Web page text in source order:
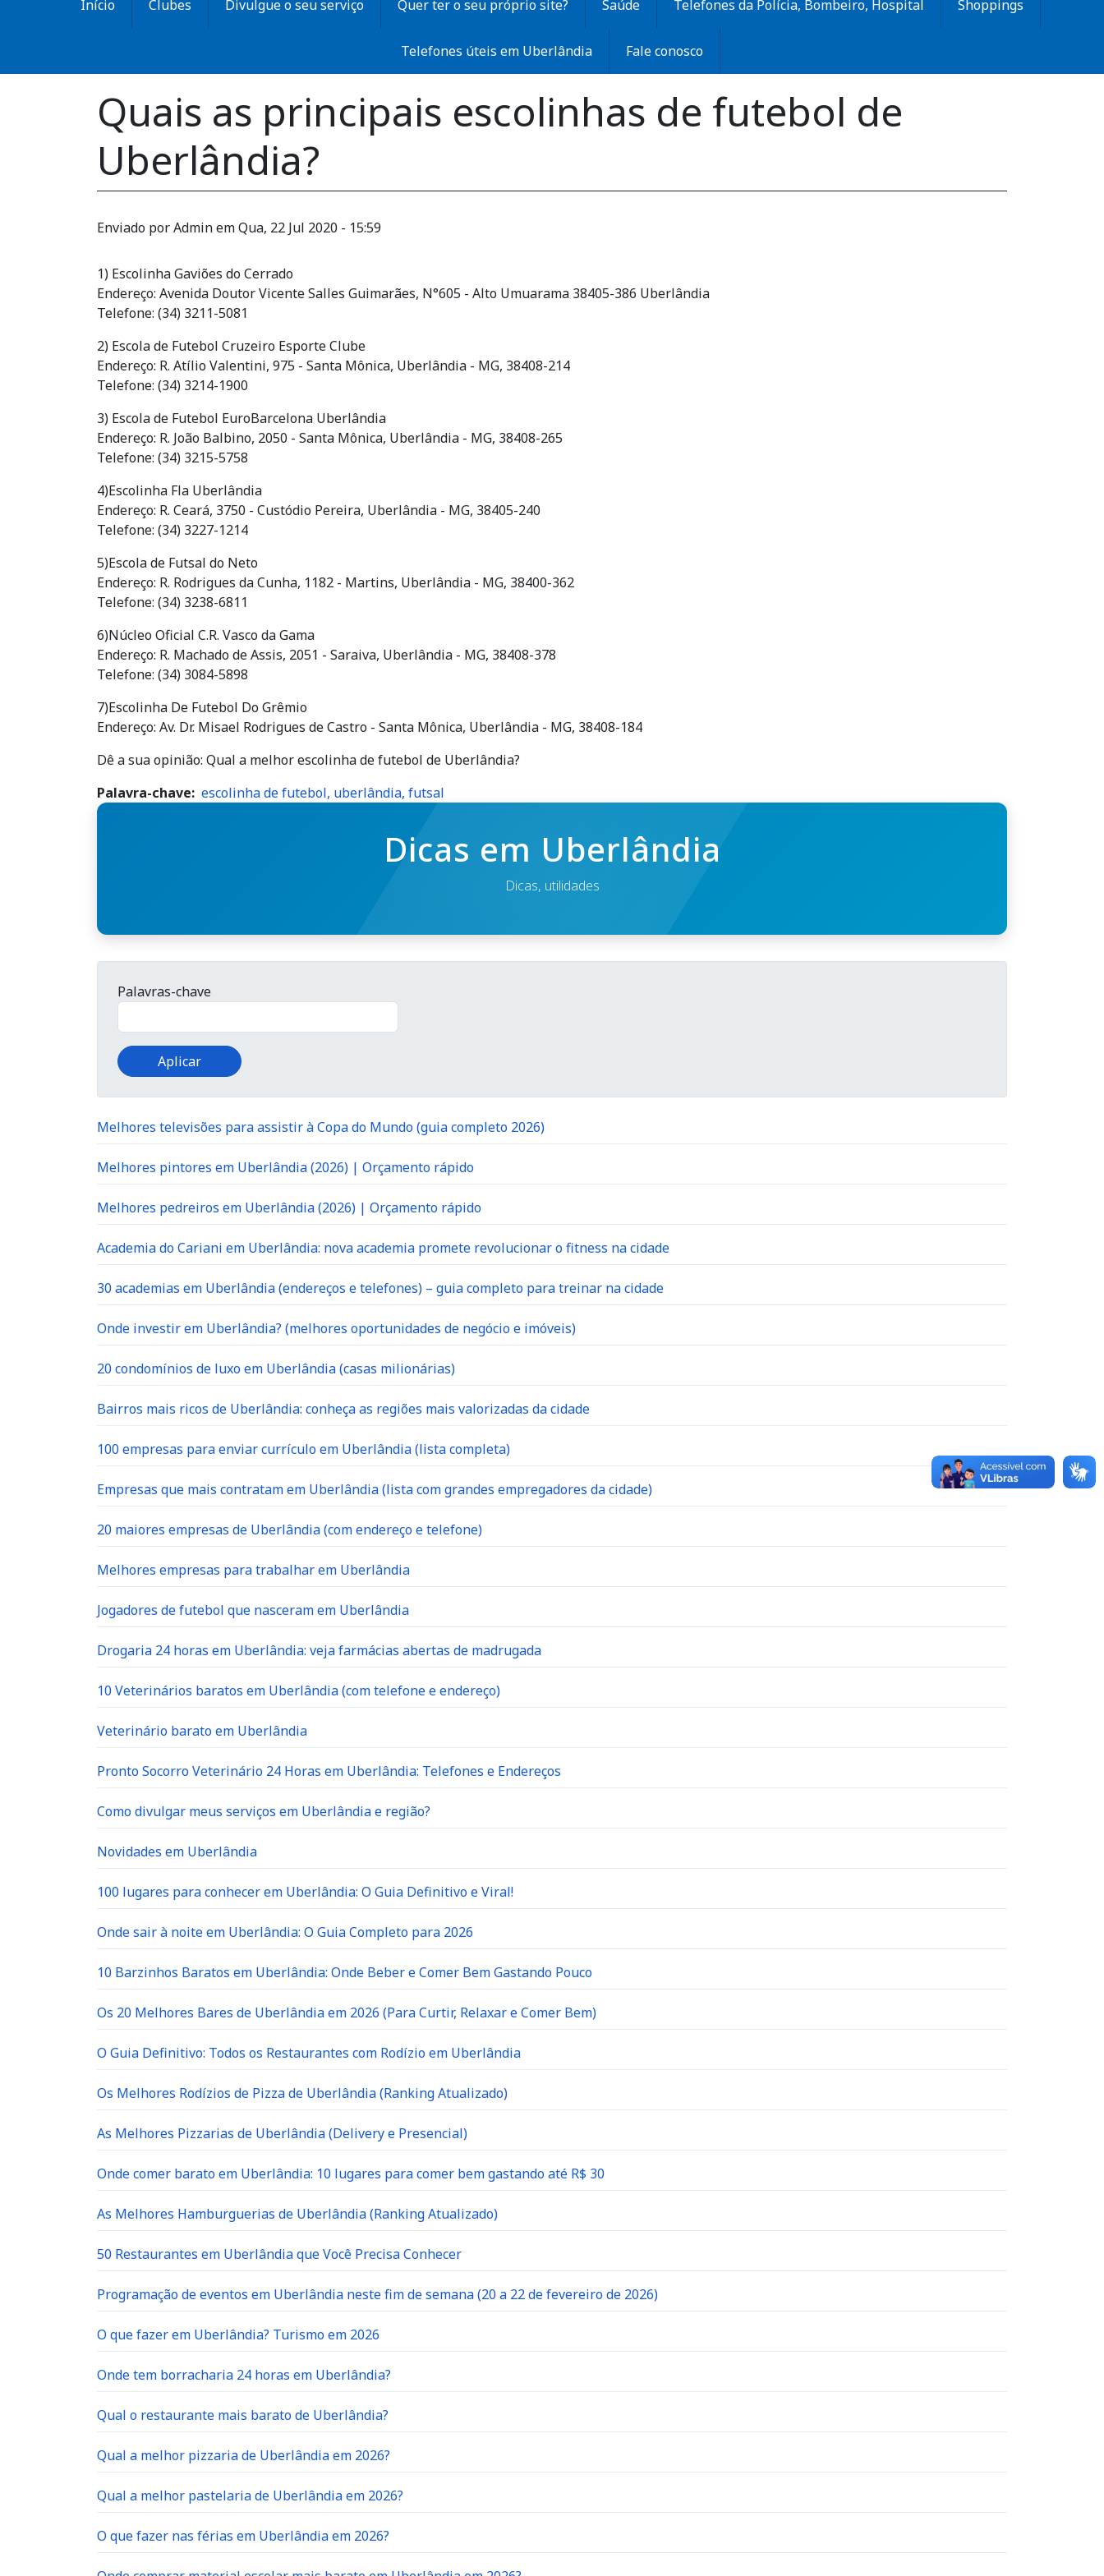
Início Clubes Divulgue o seu serviço Quer ter o seu próprio site? Saúde Telefones da Polícia, Bombeiro, Hospital Shoppings
Telefones úteis em Uberlândia Fale conosco
Quais as principais escolinhas de futebol de
Uberlândia?
Enviado porAdminemQua, 22 Jul 2020 - 15:59
1) Escolinha Gaviões do Cerrado
Endereço: Avenida Doutor Vicente Salles Guimarães, N°605 - Alto Umuarama 38405-386 Uberlândia
Telefone: (34) 3211-5081
2) Escola de Futebol Cruzeiro Esporte Clube
Endereço: R. Atílio Valentini, 975 - Santa Mônica, Uberlândia - MG, 38408-214
Telefone: (34) 3214-1900
3) Escola de Futebol EuroBarcelona Uberlândia
Endereço: R. João Balbino, 2050 - Santa Mônica, Uberlândia - MG, 38408-265
Telefone: (34) 3215-5758
4)Escolinha Fla Uberlândia
Endereço: R. Ceará, 3750 - Custódio Pereira, Uberlândia - MG, 38405-240
Telefone: (34) 3227-1214
5)Escola de Futsal do Neto
Endereço: R. Rodrigues da Cunha, 1182 - Martins, Uberlândia - MG, 38400-362
Telefone: (34) 3238-6811
6)Núcleo Oficial C.R. Vasco da Gama
Endereço: R. Machado de Assis, 2051 - Saraiva, Uberlândia - MG, 38408-378
Telefone: (34) 3084-5898
7)Escolinha De Futebol Do Grêmio
Endereço: Av. Dr. Misael Rodrigues de Castro - Santa Mônica, Uberlândia - MG, 38408-184
Dê a sua opinião: Qual a melhor escolinha de futebol de Uberlândia?
Palavra-chave escolinha de futebol, uberlândia, futsal
Dicas em Uberlândia
Dicas, utilidades
Palavras-chave
Melhores televisões para assistir à Copa do Mundo (guia completo 2026)
Melhores pintores em Uberlândia (2026) | Orçamento rápido
Melhores pedreiros em Uberlândia (2026) | Orçamento rápido
Academia do Cariani em Uberlândia: nova academia promete revolucionar o fitness na cidade
30 academias em Uberlândia (endereços e telefones) – guia completo para treinar na cidade
Onde investir em Uberlândia? (melhores oportunidades de negócio e imóveis)
20 condomínios de luxo em Uberlândia (casas milionárias)
Bairros mais ricos de Uberlândia: conheça as regiões mais valorizadas da cidade
100 empresas para enviar currículo em Uberlândia (lista completa)
Empresas que mais contratam em Uberlândia (lista com grandes empregadores da cidade)
20 maiores empresas de Uberlândia (com endereço e telefone)
Melhores empresas para trabalhar em Uberlândia
Jogadores de futebol que nasceram em Uberlândia
Drogaria 24 horas em Uberlândia: veja farmácias abertas de madrugada
10 Veterinários baratos em Uberlândia (com telefone e endereço)
Veterinário barato em Uberlândia
Pronto Socorro Veterinário 24 Horas em Uberlândia: Telefones e Endereços
Como divulgar meus serviços em Uberlândia e região?
Novidades em Uberlândia
100 lugares para conhecer em Uberlândia: O Guia Definitivo e Viral!
Onde sair à noite em Uberlândia: O Guia Completo para 2026
10 Barzinhos Baratos em Uberlândia: Onde Beber e Comer Bem Gastando Pouco
Os 20 Melhores Bares de Uberlândia em 2026 (Para Curtir, Relaxar e Comer Bem)
O Guia Definitivo: Todos os Restaurantes com Rodízio em Uberlândia
Os Melhores Rodízios de Pizza de Uberlândia (Ranking Atualizado)
As Melhores Pizzarias de Uberlândia (Delivery e Presencial)
Onde comer barato em Uberlândia: 10 lugares para comer bem gastando até R$ 30
As Melhores Hamburguerias de Uberlândia (Ranking Atualizado)
50 Restaurantes em Uberlândia que Você Precisa Conhecer
Programação de eventos em Uberlândia neste fim de semana (20 a 22 de fevereiro de 2026)
O que fazer em Uberlândia? Turismo em 2026
Onde tem borracharia 24 horas em Uberlândia?
Qual o restaurante mais barato de Uberlândia?
Qual a melhor pizzaria de Uberlândia em 2026?
Qual a melhor pastelaria de Uberlândia em 2026?
O que fazer nas férias em Uberlândia em 2026?